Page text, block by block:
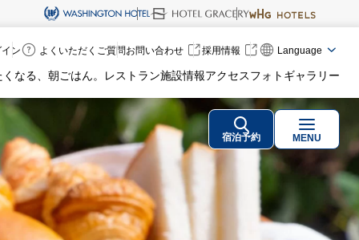
ン よくいただくご質問お問い合わせ 採用情報 Language
なる、朝ごはん。 レストラン施設情報アクセスフォトギャラリー
宿泊予約 MENU